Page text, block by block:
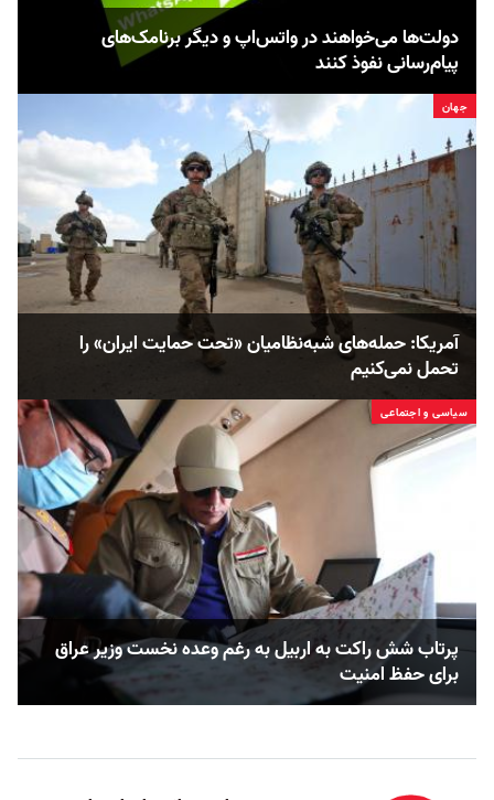
دولت‌ها می‌خواهند در واتس‌اپ و دیگر برنامک‌های
پیام‌رسانی نفوذ کنند
جهان
آمریکا: حمله‌های شبه‌نظامیان «تحت حمایت ایران» را
تحمل نمی‌کنیم
سیاسی و اجتماعی
پرتاب شش راکت به اربیل به رغم وعده نخست وزیر عراق
برای حفظ امنیت